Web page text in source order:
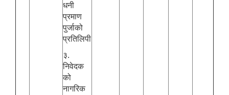
धनी
प्रमाण
पुर्जाको
प्रतिलिपी
३.
निवेदक
को
नागरिक